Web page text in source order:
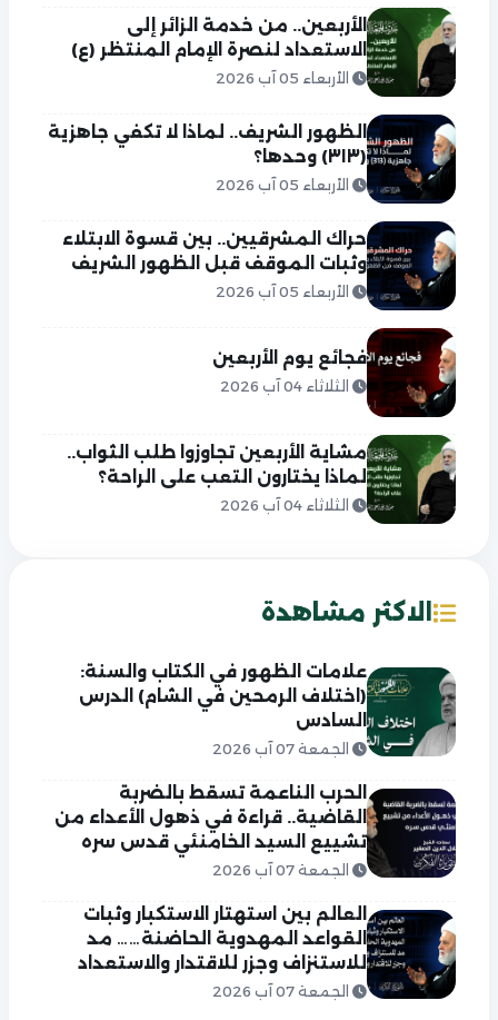
الأربعين.. من خدمة الزائر إلى
الاستعداد لنصرة الإمام المنتظر (ع)
الأربعاء 05 آب 2026
الظهور الشريف.. لماذا لا تكفي جاهزية
(٣١٣) وحدها؟
الأربعاء 05 آب 2026
حراك المشرقيين.. بين قسوة الابتلاء
وثبات الموقف قبل الظهور الشريف
الأربعاء 05 آب 2026
فجائع يوم الأربعين
الثلاثاء 04 آب 2026
مشاية الأربعين تجاوزوا طلب الثواب..
لماذا يختارون التعب على الراحة؟
الثلاثاء 04 آب 2026
الاكثر مشاهدة
علامات الظهور في الكتاب والسنة:
(اختلاف الرمحين في الشام) الدرس
السادس
الجمعة 07 آب 2026
الحرب الناعمة تسقط بالضربة
القاضية.. قراءة في ذهول الأعداء من
تشييع السيد الخامنئي قدس سره
الجمعة 07 آب 2026
العالم بين استهتار الاستكبار وثبات
القواعد المهدوية الحاضنة…… مد
للاستنزاف وجزر للاقتدار والاستعداد
الجمعة 07 آب 2026